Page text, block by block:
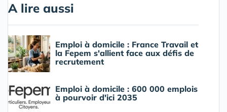
A lire aussi
Emploi à domicile : France Travail et
la Fepem s'allient face aux défis de
recrutement
Emploi à domicile : 600 000 emplois
à pourvoir d'ici 2035